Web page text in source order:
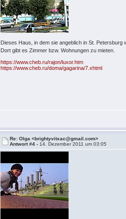
Dieses Haus, in dem sie angeblich in St.
Dort gibt es Zimmer bzw. Wohnungen zu mieten.
https://www.cheb.ru/rajon/luxor.htm
https://www.cheb.ru/doma/gagarina/7.xhtml
Re: Olga <brightyvitxac@gmail.com>
Antwort #4 - 14. Dezember 2011 um 03:05